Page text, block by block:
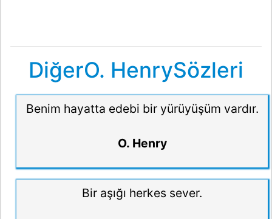
DiğerO. HenrySözleri
Benim hayatta edebi bir yürüyüşüm vardır.
O. Henry
Bir aşığı herkes sever.